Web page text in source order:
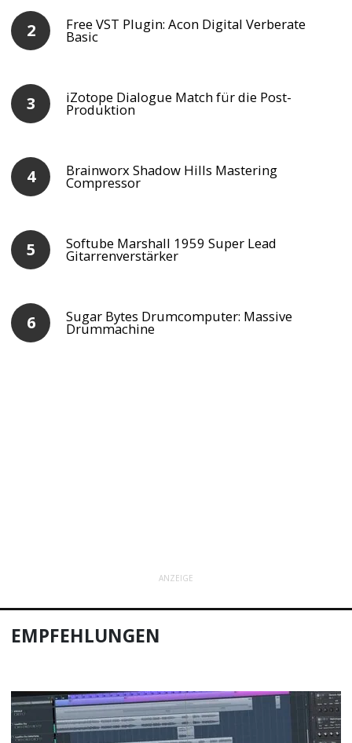
Free VST Plugin: Acon Digital Verberate
Basic
iZotope Dialogue Match für die Post-
Produktion
Brainworx Shadow Hills Mastering
Compressor
Softube Marshall 1959 Super Lead
Gitarrenverstärker
Sugar Bytes Drumcomputer: Massive
Drummachine
ANZEIGE
EMPFEHLUNGEN